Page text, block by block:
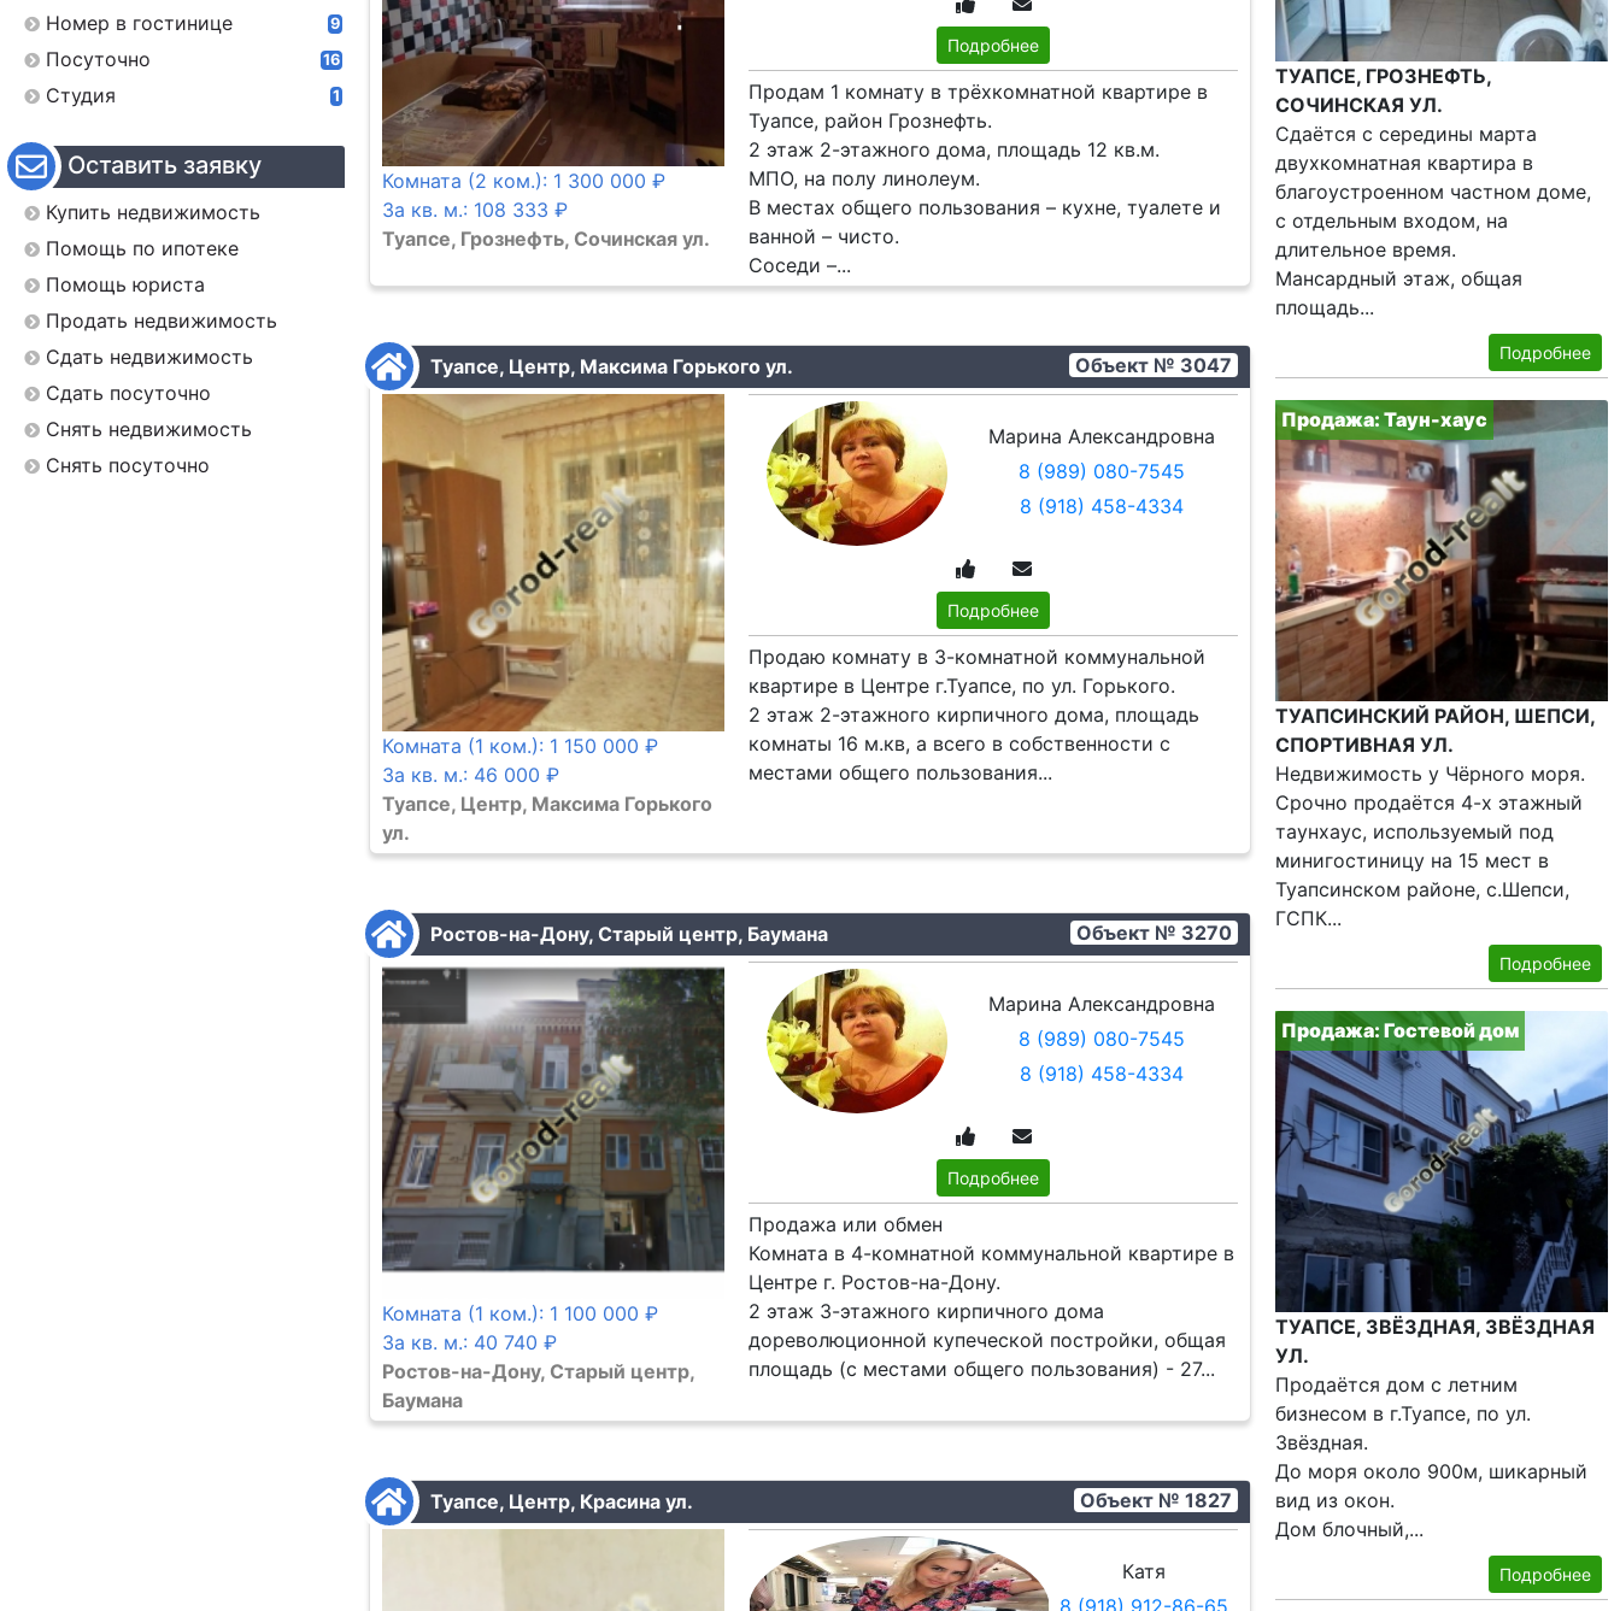
Номер в гостинице 9
Посуточно 16
Студия 1
Оставить заявку
Купить недвижимость
Помощь по ипотеке
Помощь юриста
Продать недвижимость
Сдать недвижимость
Сдать посуточно
Снять недвижимость
Снять посуточно
Комната (2 ком.): 1 300 000 ₽
За кв. м.: 108 333 ₽
Туапсе, Грознефть, Сочинская ул.
Подробнее
Продам 1 комнату в трёхкомнатной квартире в
Туапсе, район Грознефть.
2 этаж 2-этажного дома, площадь 12 кв.м.
МПО, на полу линолеум.
В местах общего пользования – кухне, туалете и
ванной – чисто.
Соседи –...
Туапсе, Центр, Максима Горького ул. Объект № 3047
Комната (1 ком.): 1 150 000 ₽
За кв. м.: 46 000 ₽
Туапсе, Центр, Максима Горького
ул.
Марина Александровна
8 (989) 080-7545
8 (918) 458-4334
Подробнее
Продаю комнату в 3-комнатной коммунальной
квартире в Центре г.Туапсе, по ул. Горького.
2 этаж 2-этажного кирпичного дома, площадь
комнаты 16 м.кв, а всего в собственности с
местами общего пользования...
Ростов-на-Дону, Старый центр, Баумана Объект № 3270
Комната (1 ком.): 1 100 000 ₽
За кв. м.: 40 740 ₽
Ростов-на-Дону, Старый центр,
Баумана
Марина Александровна
8 (989) 080-7545
8 (918) 458-4334
Подробнее
Продажа или обмен
Комната в 4-комнатной коммунальной квартире в
Центре г. Ростов-на-Дону.
2 этаж 3-этажного кирпичного дома
дореволюционной купеческой постройки, общая
площадь (с местами общего пользования) - 27...
Туапсе, Центр, Красина ул. Объект № 1827
Катя
8 (918) 912-86-65
ТУАПСЕ, ГРОЗНЕФТЬ,
СОЧИНСКАЯ УЛ.
Сдаётся с середины марта
двухкомнатная квартира в
благоустроенном частном доме,
с отдельным входом, на
длительное время.
Мансардный этаж, общая
площадь...
Подробнее
Продажа: Таун-хаус
ТУАПСИНСКИЙ РАЙОН, ШЕПСИ,
СПОРТИВНАЯ УЛ.
Недвижимость у Чёрного моря.
Срочно продаётся 4-х этажный
таунхаус, используемый под
минигостиницу на 15 мест в
Туапсинском районе, с.Шепси,
ГСПК...
Подробнее
Продажа: Гостевой дом
ТУАПСЕ, ЗВЁЗДНАЯ, ЗВЁЗДНАЯ
УЛ.
Продаётся дом с летним
бизнесом в г.Туапсе, по ул.
Звёздная.
До моря около 900м, шикарный
вид из окон.
Дом блочный,...
Подробнее